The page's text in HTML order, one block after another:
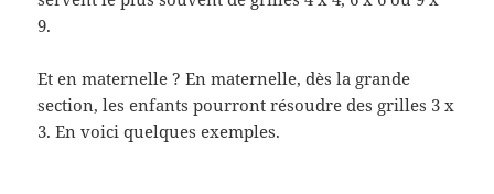
9.
Et en maternelle ? En maternelle, dès la grande
section, les enfants pourront résoudre des grilles 3 x
3. En voici quelques exemples.